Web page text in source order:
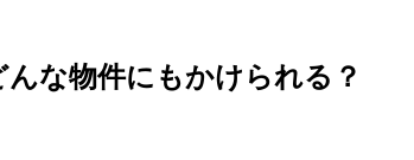
な物件にもかけられる？